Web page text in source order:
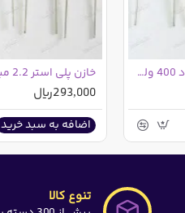
خازن پلی استر 1 میکرو فاراد 400 ولت | 1uF 400V
293,000ریال
اضافه به سبد خرید
تنوع کالا